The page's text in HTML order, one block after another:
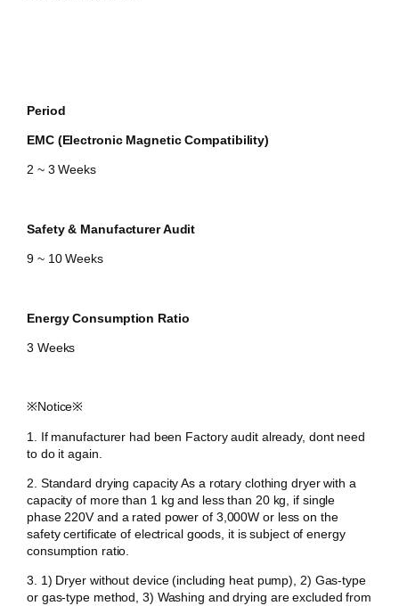
Period
EMC (Electronic Magnetic Compatibility)
2 ~ 3 Weeks
Safety & Manufacturer Audit
9 ~ 10 Weeks
Energy Consumption Ratio
3 Weeks
​※Notice※
1. If manufacturer had been Factory audit already, dont need
to do it again.
2. Standard drying capacity As a rotary clothing dryer with a
capacity of more than 1 kg and less than 20 kg, if single
phase 220V and a rated power of 3,000W or less on the
safety certificate of electrical goods, it is subject of energy
consumption ratio.
3. 1) Dryer without device (including heat pump), 2) Gas-type
or gas-type method, 3) Washing and drying are excluded from